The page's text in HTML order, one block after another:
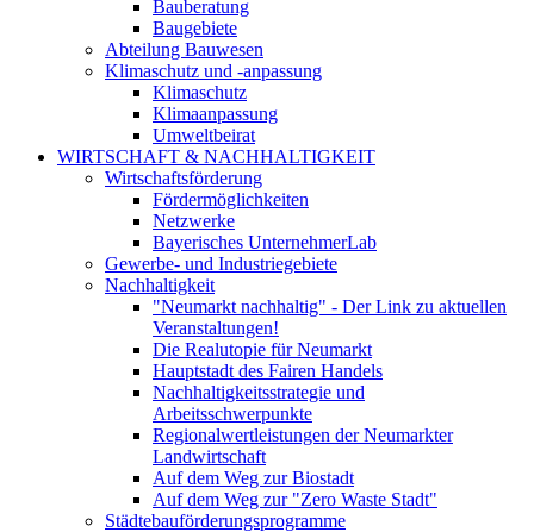
Bauberatung
Baugebiete
Abteilung Bauwesen
Klimaschutz und -anpassung
Klimaschutz
Klimaanpassung
Umweltbeirat
WIRTSCHAFT & NACHHALTIGKEIT
Wirtschaftsförderung
Fördermöglichkeiten
Netzwerke
Bayerisches UnternehmerLab
Gewerbe- und Industriegebiete
Nachhaltigkeit
"Neumarkt nachhaltig" - Der Link zu aktuellen
Veranstaltungen!
Die Realutopie für Neumarkt
Hauptstadt des Fairen Handels
Nachhaltigkeitsstrategie und
Arbeitsschwerpunkte
Regionalwertleistungen der Neumarkter
Landwirtschaft
Auf dem Weg zur Biostadt
Auf dem Weg zur "Zero Waste Stadt"
Städtebauförderungsprogramme